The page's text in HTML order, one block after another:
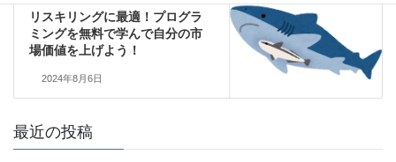
リスキリングに最適！プログラ
ミングを無料で学んで自分の市
場価値を上げよう！
2024年8月6日
最近の投稿